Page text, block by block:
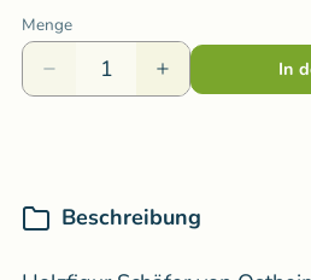
Menge
In
Beschreibung